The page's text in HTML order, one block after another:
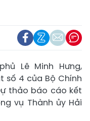
Lê Minh Hưng,
số 4 của Bộ Chính
thảo báo cáo kết
vụ Thành ủy Hải